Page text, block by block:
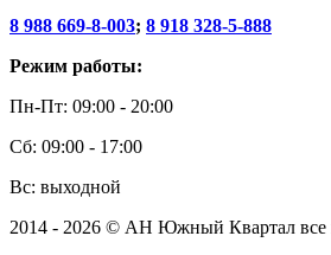
8 988 669-8-003; 8 918 328-5-888
Режим работы:
Пн-Пт: 09:00 - 20:00
Сб: 09:00 - 17:00
Вс: выходной
2014 - 2026 © АН Южный Квартал все